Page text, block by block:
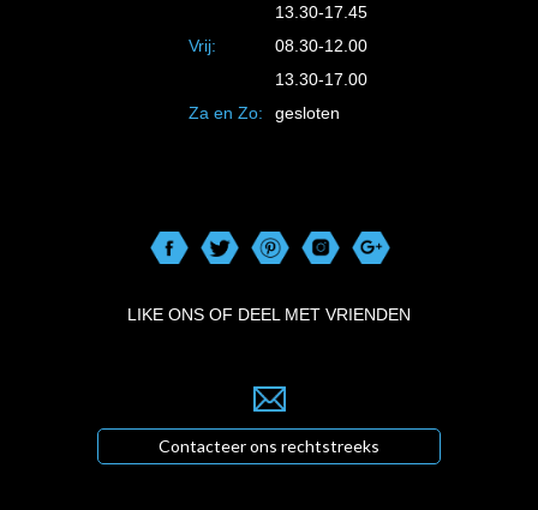
13.30-17.45
Vrij:
08.30-12.00
13.30-17.00
Za en Zo:
gesloten
LIKE ONS OF DEEL MET VRIENDEN
Contacteer ons rechtstreeks